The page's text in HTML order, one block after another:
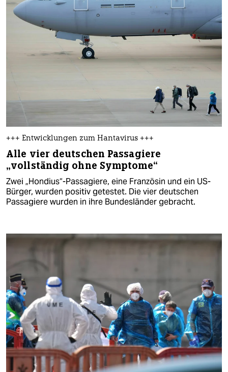
+++ Entwicklungen zum Hantavirus +++
Alle vier deutschen Passagiere
„vollständig ohne Symptome“
Zwei „Hondius“-Passagiere, eine Französin und ein US-
Bürger, wurden positiv getestet. Die vier deutschen
Passagiere wurden in ihre Bundesländer gebracht.